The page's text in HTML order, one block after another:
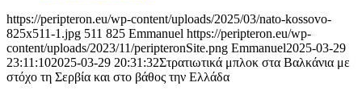
https://peripteron.eu/wp-content/uploads/2025/03/nato-kossovo-
825x511-1.jpg 511 825 Emmanuel https://peripteron.eu/wp-
content/uploads/2023/11/peripteronSite.png Emmanuel2025-03-29
23:11:102025-03-29 20:31:32Στρατιωτικά μπλοκ στα Βαλκάνια με
στόχο τη Σερβία και στο βάθος την Ελλάδα